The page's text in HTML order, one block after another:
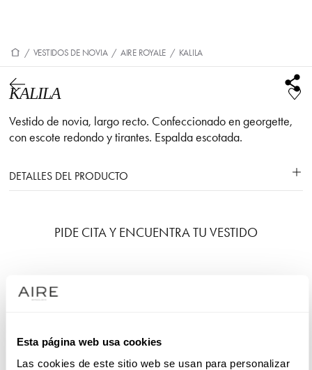
Esta página web usa cookies
Las cookies de este sitio web se usan para personalizar
/ VESTIDOS DE NOVIA / AIRE ROYALE / KALILA
KALILA
Vestido de novia, largo recto. Confeccionado en georgette,
con escote redondo y tirantes. Espalda escotada.
DETALLES DEL PRODUCTO
PIDE CITA Y ENCUENTRA TU VESTIDO